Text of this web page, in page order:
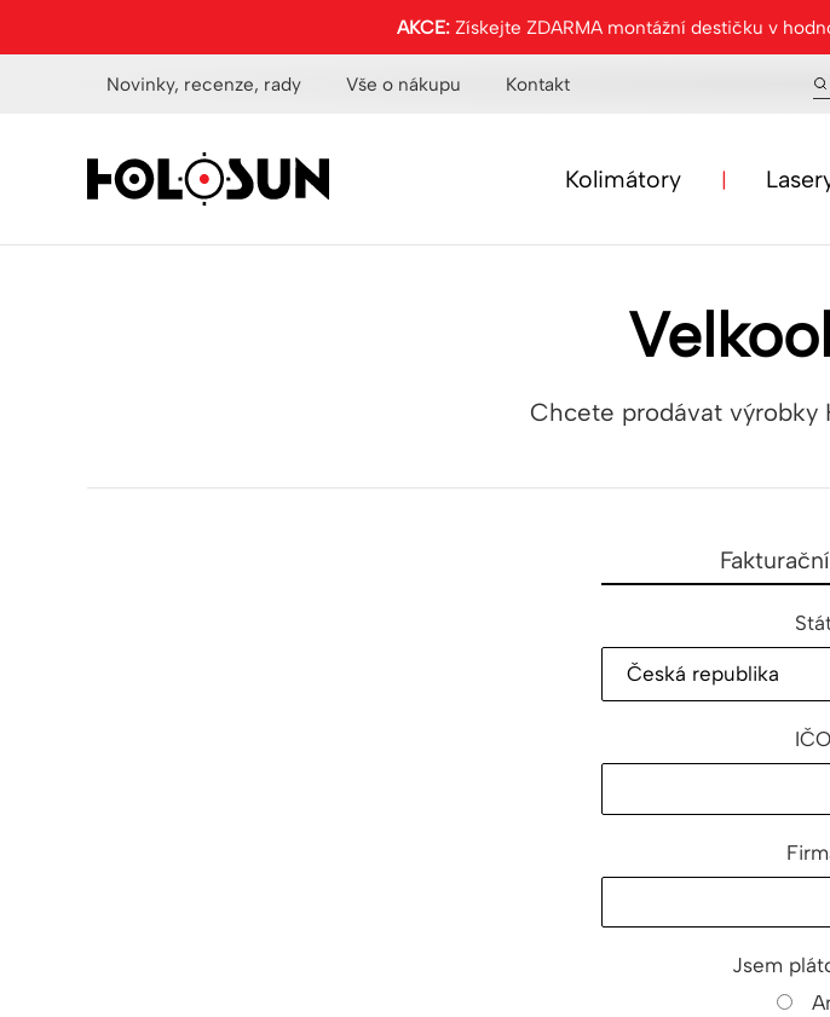
AKCE: Získejte ZDARMA montážní destičku v
Novinky, recenze, rady Vše o nákupu Kontakt
Kolimátory
Chcete prodávat výrobky
IČO
Jsem